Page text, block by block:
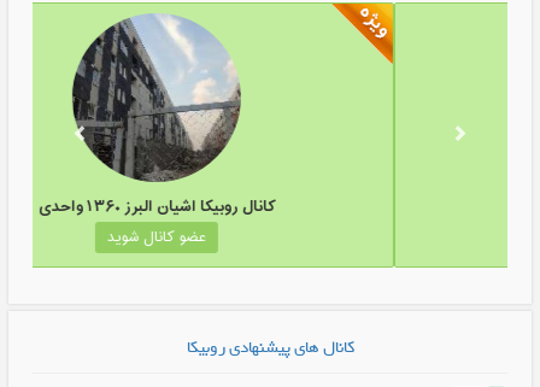
کانال روبیکا اشیان
کانال های پیشنهادی روبیکا